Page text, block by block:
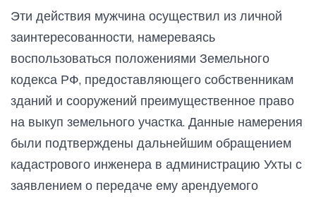
Эти действия мужчина осуществил из личной
заинтересованности, намереваясь
воспользоваться положениями Земельного
кодекса РФ, предоставляющего собственникам
зданий и сооружений преимущественное право
на выкуп земельного участка. Данные намерения
были подтверждены дальнейшим обращением
кадастрового инженера в администрацию Ухты с
заявлением о передаче ему арендуемого